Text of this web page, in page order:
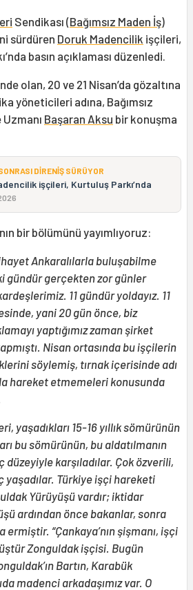
Sendikası (Bağımsız Maden İş)
sürdüren Doruk Madencilik işçileri,
basın açıklaması düzenledi.
olan, 20 ve 21 Nisan’da gözaltına
yöneticileri adına, Bağımsız
Başaran Aksu bir konuşma
DİRENİŞ SÜRÜYOR
işçileri, Kurtuluş Parkı’nda
bir bölümünü yayımlıyoruz:
Ankaralılarla buluşabilme
gündür gerçekten zor günler
11 gündür yoldayız. 11
yani 20 gün önce, biz
yaptığımız zaman şirket
Nisan ortasında bu işçilerin
söylemiş, tırnak içerisinde adı
hareket etmemeleri konusunda
yaşadıkları 15-16 yıllık sömürünün
bu sömürünün, bu aldatılmanın
düzeyiyle karşıladılar. Çok özverili,
yaşadılar. Türkiye işçi hareketi
Yürüyüşü vardır; iktidar
ardından önce bakanlar, sonra
“Çankaya’nın şişmanı, işçi
Zonguldak işçisi. Bugün
Bartın, Karabük
madenci arkadaşımız var. O